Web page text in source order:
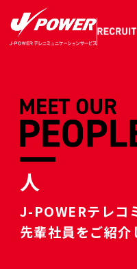
人
J-POWERテレコ
先輩社員をご紹介